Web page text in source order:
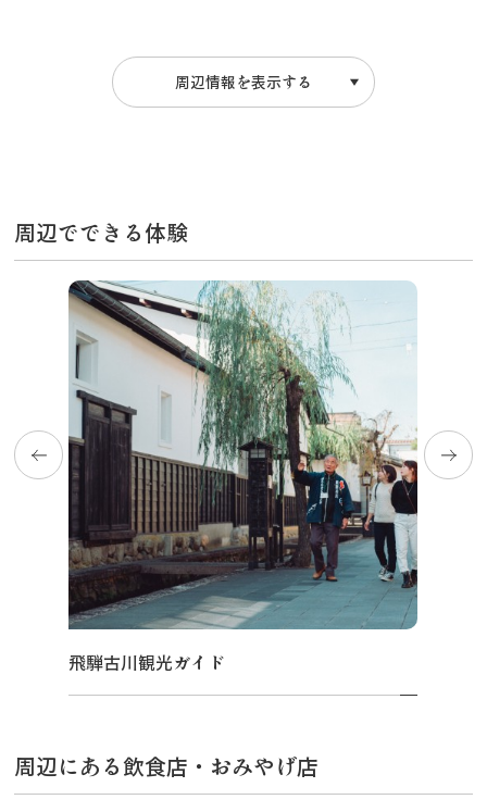
周辺情報を表示する
周辺でできる体験
飛騨古川観光ガイド
周辺にある飲食店・おみやげ店